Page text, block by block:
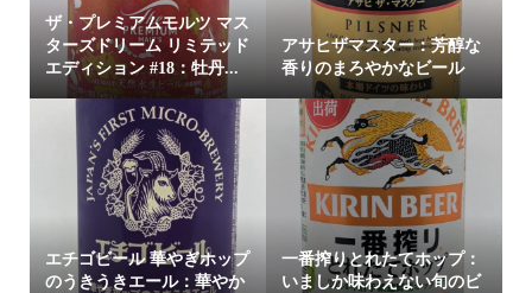
ザ・プレミアムモルツ マス
ターズドリーム リミテッド
エディション #18：牡丹...
アサヒザマスター：芳醇な
香りのまろやかなビール
エチゴビール 華やぎホップ
のうきうきエール：華やか
一番搾りとれたてホップ：
いましか味わえない旬のビ